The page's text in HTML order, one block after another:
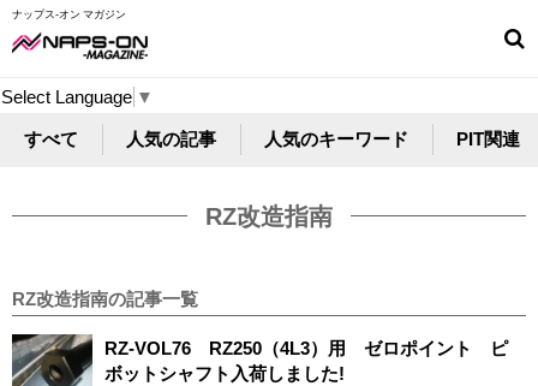
ナップス-オン マガジン
Select Language ▼
すべて 人気の記事 人気のキーワード PIT関連
RZ改造指南
RZ改造指南の記事一覧
RZ-VOL76 RZ250（4L3）用 ゼロポイント ピ
ボットシャフト入荷しました!